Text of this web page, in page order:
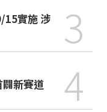
15實施 涉
3
新賽道 4